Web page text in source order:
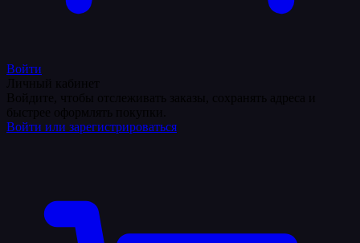
Войти
Войти или зарегистрироваться